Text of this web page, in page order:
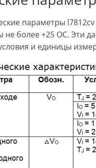
параметры
более +25 ОС. Эти
и единицы